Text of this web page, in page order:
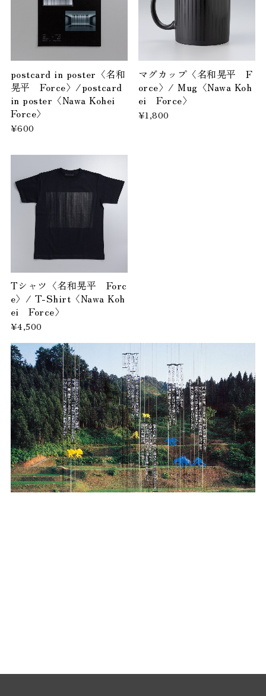
postcard in poster〈名和
晃平 Force〉/postcard
in poster〈Nawa Kohei
Force〉
¥600
マグカップ〈名和晃平 F
orce〉/ Mug〈Nawa Koh
ei Force〉
¥1,800
Tシャツ〈名和晃平 Forc
e〉/ T-Shirt〈Nawa Koh
ei Force〉
¥4,500